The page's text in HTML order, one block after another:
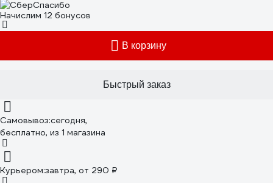
Начислим 12 бонусов
В корзину
Быстрый заказ
Самовывоз:сегодня,
бесплатно, из 1 магазина
Курьером:завтра, от 290 ₽